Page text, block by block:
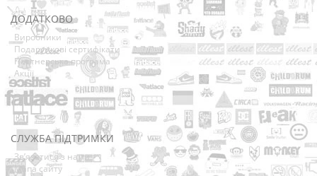
ДОДАТКОВО
Виробники
Подарункові сертифікати
Партнерська програма
Акції
СЛУЖБА ПІДТРИМКИ
Зв’язатися з нами
Мапа сайту